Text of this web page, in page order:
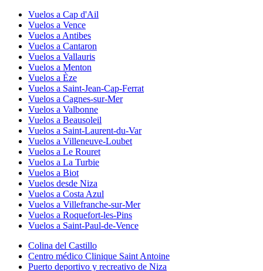
Vuelos a Cap d'Ail
Vuelos a Vence
Vuelos a Antibes
Vuelos a Cantaron
Vuelos a Vallauris
Vuelos a Menton
Vuelos a Èze
Vuelos a Saint-Jean-Cap-Ferrat
Vuelos a Cagnes-sur-Mer
Vuelos a Valbonne
Vuelos a Beausoleil
Vuelos a Saint-Laurent-du-Var
Vuelos a Villeneuve-Loubet
Vuelos a Le Rouret
Vuelos a La Turbie
Vuelos a Biot
Vuelos desde Niza
Vuelos a Costa Azul
Vuelos a Villefranche-sur-Mer
Vuelos a Roquefort-les-Pins
Vuelos a Saint-Paul-de-Vence
Colina del Castillo
Centro médico Clinique Saint Antoine
Puerto deportivo y recreativo de Niza